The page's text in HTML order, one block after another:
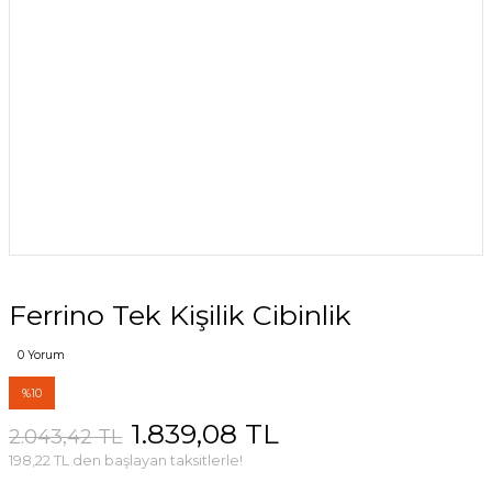
Ferrino Tek Kişilik Cibinlik
0 Yorum
%10
2.043,42 TL 1.839,08 TL
198,22 TL den başlayan taksitlerle!